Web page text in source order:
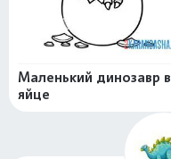
Маленький динозавр в
яйце